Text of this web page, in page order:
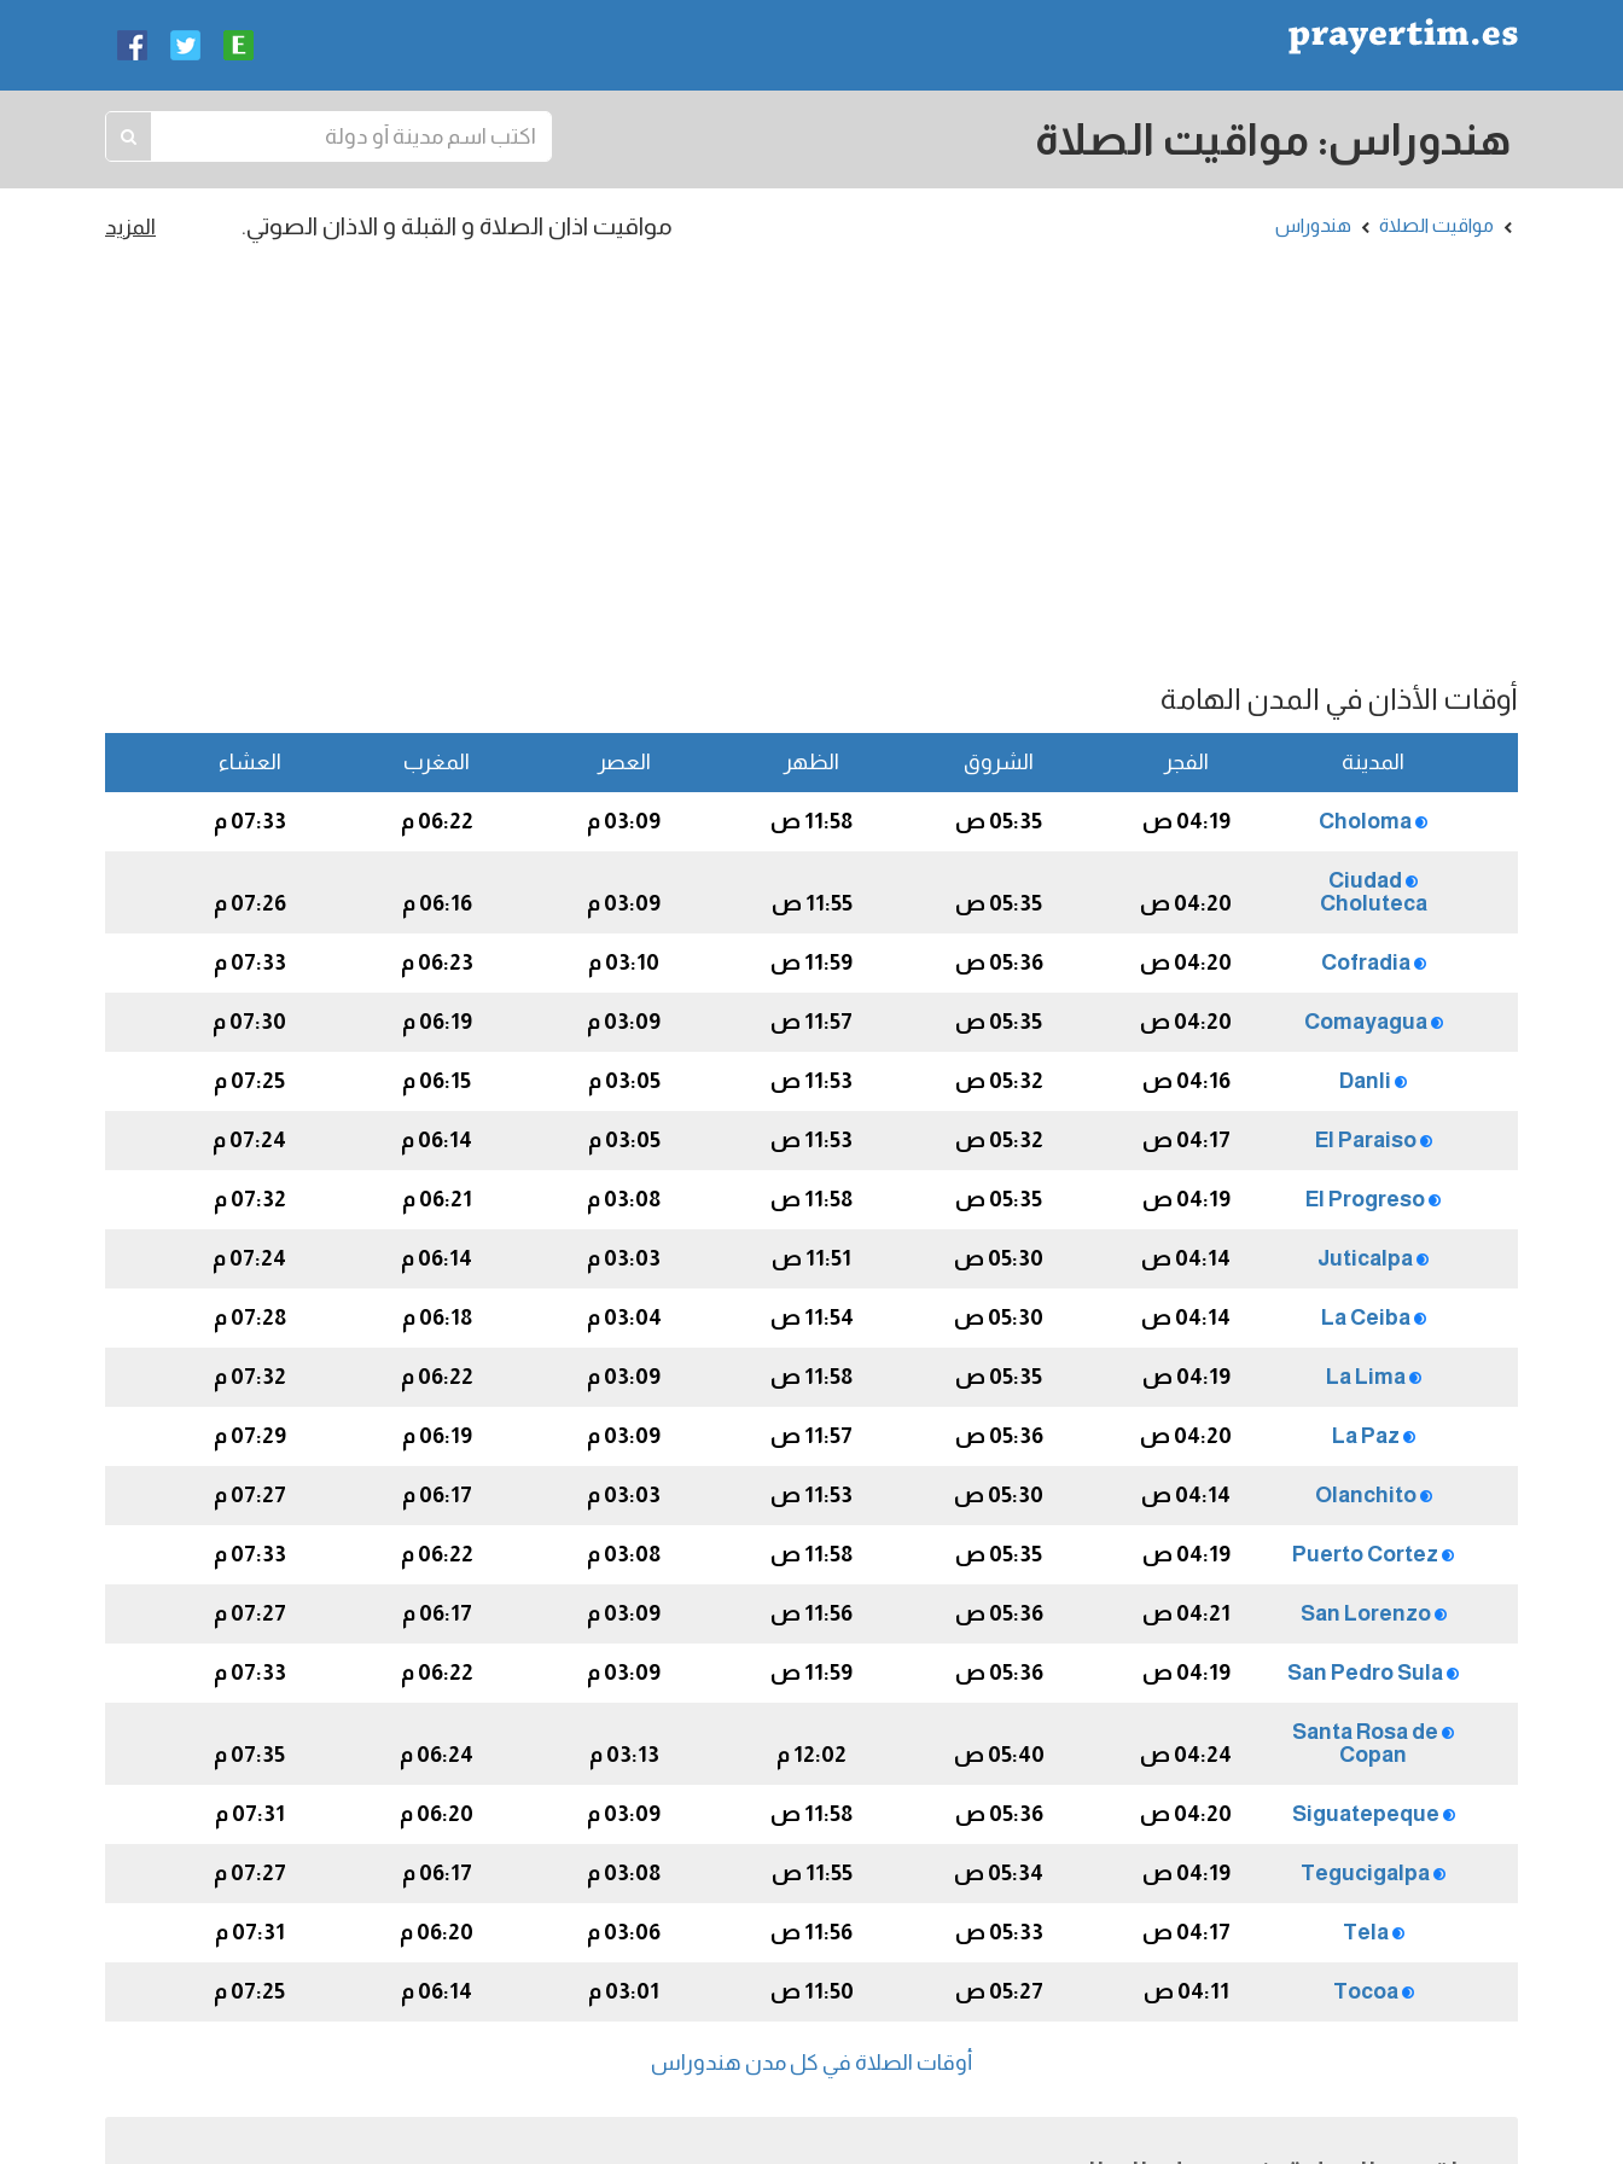
هندوراس: مواقيت الصلاة
مواقيت الصلاة هندوراس مواقيت اذان الصلاة و القبلة و الاذان الصوتي. المزيد
أوقات الأذان في المدن الهامة
المدينة الفجر الشروق الظهر العصر المغرب العشاء
Choloma 04:19 ص 05:35 ص 11:58 ص 03:09 م 06:22 م 07:33 م
Ciudad
Choluteca
04:20 ص 05:35 ص 11:55 ص 03:09 م 06:16 م 07:26 م
Cofradia 04:20 ص 05:36 ص 11:59 ص 03:10 م 06:23 م 07:33 م
Comayagua 04:20 ص 05:35 ص 11:57 ص 03:09 م 06:19 م 07:30 م
Danli 04:16 ص 05:32 ص 11:53 ص 03:05 م 06:15 م 07:25 م
El Paraiso 04:17 ص 05:32 ص 11:53 ص 03:05 م 06:14 م 07:24 م
El Progreso 04:19 ص 05:35 ص 11:58 ص 03:08 م 06:21 م 07:32 م
Juticalpa 04:14 ص 05:30 ص 11:51 ص 03:03 م 06:14 م 07:24 م
La Ceiba 04:14 ص 05:30 ص 11:54 ص 03:04 م 06:18 م 07:28 م
La Lima 04:19 ص 05:35 ص 11:58 ص 03:09 م 06:22 م 07:32 م
04:20 ص 05:36 ص 11:57 ص 03:09 م 06:19 م 07:29 م
Olanchito 04:14 ص 05:30 ص 11:53 ص 03:03 م 06:17 م 07:27 م
Puerto Cortez 04:19 ص 05:35 ص 11:58 ص 03:08 م 06:22 م 07:33 م
San Lorenzo 04:21 ص 05:36 ص 11:56 ص 03:09 م 06:17 م 07:27 م
San Pedro Sula 04:19 ص 05:36 ص 11:59 ص 03:09 م 06:22 م 07:33 م
Santa Rosa de
Copan
04:24 ص 05:40 ص 12:02 م 03:13 م 06:24 م 07:35 م
04:20 ص 05:36 ص 11:58 ص 03:09 م 06:20 م 07:31 م
Tegucigalpa 04:19 ص 05:34 ص 11:55 ص 03:08 م 06:17 م 07:27 م
Tela 04:17 ص 05:33 ص 11:56 ص 03:06 م 06:20 م 07:31 م
Tocoa 04:11 ص 05:27 ص 11:50 ص 03:01 م 06:14 م 07:25 م
أوقات الصلاة في كل مدن هندوراس